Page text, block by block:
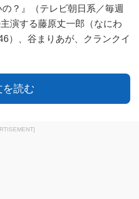
？』（テレビ朝日系／毎週
演する藤原丈一郎（なにわ
）、谷まりあが、クランクイ
を読む